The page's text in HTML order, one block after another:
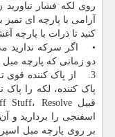
روی لکه فشار
آرامی با پارچه ای
کنید تا ذرات با پارچه
• اگر سرکه ندارید می
دو زمانی که پارچه
3. از پاک کننده قوی
پاک کننده، لکه را پاک
اسفنجی را بردارید و
بر روی پارچه مبل